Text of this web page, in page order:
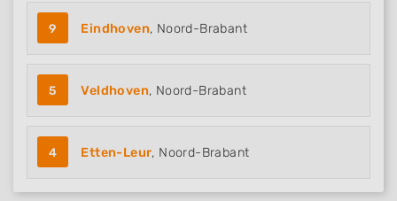
9 Eindhoven, Noord-Brabant
5 Veldhoven, Noord-Brabant
4 Etten-Leur, Noord-Brabant